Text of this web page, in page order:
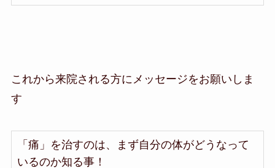
これから来院される方にメッセージをお願いしま
す
「痛」を治すのは、まず自分の体がどうなって
いるのか知る事！